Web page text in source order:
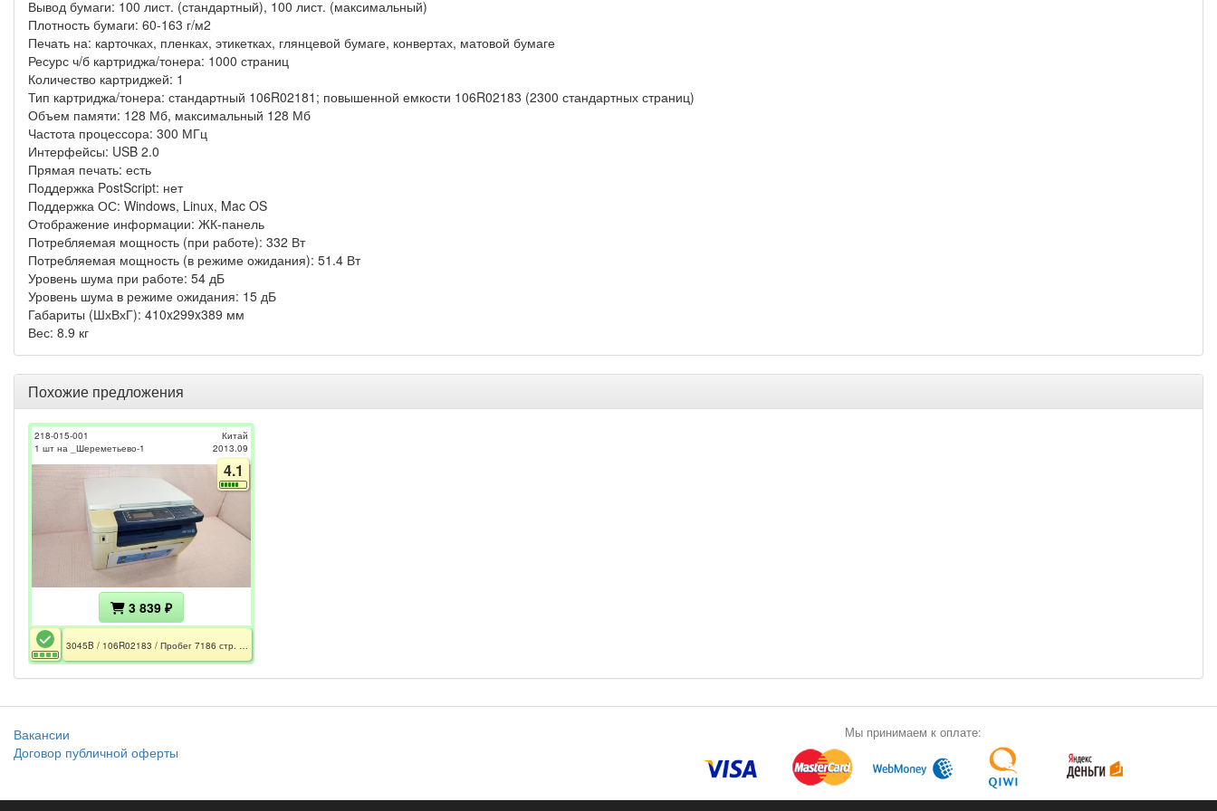
Вывод бумаги: 100 лист. (стандартный), 100 лист. (максимальный)
Плотность бумаги: 60-163 г/м2
Печать на: карточках, пленках, этикетках, глянцевой бумаге, конвертах, матовой бумаге
Ресурс ч/б картриджа/тонера: 1000 страниц
Количество картриджей: 1
Тип картриджа/тонера: стандартный 106R02181; повышенной емкости 106R02183 (2300 стандартных страниц)
Объем памяти: 128 Мб, максимальный 128 Мб
Частота процессора: 300 МГц
Интерфейсы: USB 2.0
Прямая печать: есть
Поддержка PostScript: нет
Поддержка ОС: Windows, Linux, Mac OS
Отображение информации: ЖК-панель
Потребляемая мощность (при работе): 332 Вт
Потребляемая мощность (в режиме ожидания): 51.4 Вт
Уровень шума при работе: 54 дБ
Уровень шума в режиме ожидания: 15 дБ
Габариты (ШхВхГ): 410x299x389 мм
Вес: 8.9 кг
Похожие предложения
218-015-001
1 шт на _Шереметьево-1
Китай
2013.09
4.1
3 839 ₽
Вакансии
Договор публичной оферты
Мы принимаем к оплате: